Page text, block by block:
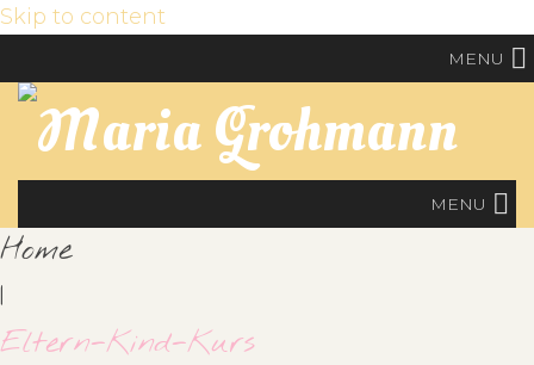
Skip to content
MENU
MENU
Home
|
Eltern-Kind-Kurs